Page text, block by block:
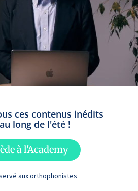
ces contenus inédits
long de l'été !
à l'Academy
aux orthophonistes